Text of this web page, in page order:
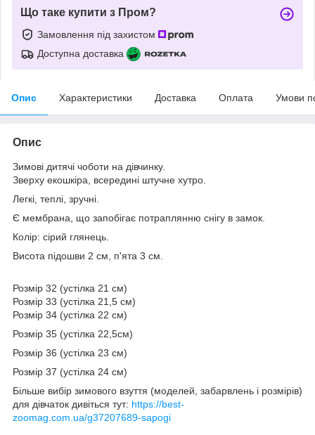
Що таке купити з Пром?
Замовлення під захистом
Доступна доставка
Опис Характеристики Доставка Оплата Умови
Опис
Зимові дитячі чоботи на дівчинку.
Зверху екошкіра, всередині штучне хутро.
Легкі, теплі, зручні.
Є мембрана, що запобігає потраплянню снігу в замок.
Колір: сірий глянець.
Висота підошви 2 см, п'ята 3 см.
Розмір 32 (устілка 21 см)
Розмір 33 (устілка 21,5 см)
Розмір 34 (устілка 22 см)
Розмір 35 (устілка 22,5см)
Розмір 36 (устілка 23 см)
Розмір 37 (устілка 24 см)
Більше вибір зимового взуття (моделей, забарвлень і розмірів)
для дівчаток дивіться тут: https://best-
zoomag.com.ua/g37207689-sapogi